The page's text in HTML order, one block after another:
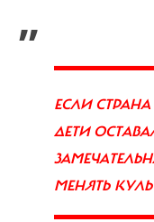
„
ЕСЛИ
ДЕТИ
МЕНЯТЬ